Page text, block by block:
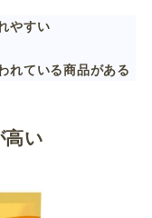
やすい
れている商品がある
高い